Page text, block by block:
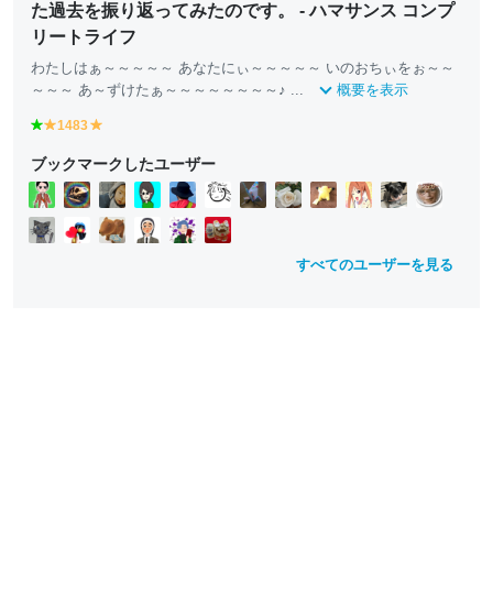
た過去を振り返ってみたのです。 - ハマサンス コンプ
リートライフ
わたしはぁ～～～～～ あなたにぃ～～～～～ いのおちぃをぉ～～
～～～ あ～ずけたぁ～～～～～～～～♪ ...
概要を表示
g
e
e
n
y
ll
o
w
1483
ll
o
w
ブックマークしたユーザー
すべてのユーザーを見る